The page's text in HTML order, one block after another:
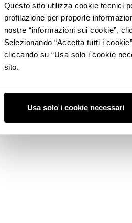
Questo sito utilizza cookie tecnici
profilazione per proporle
nostre “informazioni sui cookie”,
Selezionando “Accetta tutti i
cliccando su “Usa solo i cookie
sito.
Usa solo i cookie necessari